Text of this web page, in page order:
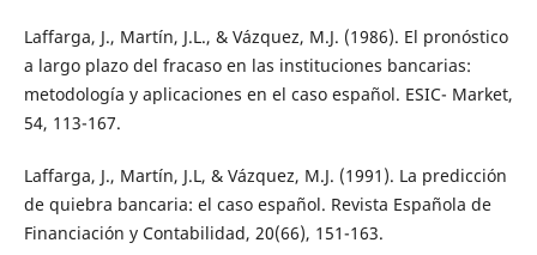
Laffarga, J., Martín, J.L., & Vázquez, M.J. (1986). El pronóstico
a largo plazo del fracaso en las instituciones bancarias:
metodología y aplicaciones en el caso español. ESIC- Market,
54, 113-167.
Laffarga, J., Martín, J.L, & Vázquez, M.J. (1991). La predicción
de quiebra bancaria: el caso español. Revista Española de
Financiación y Contabilidad, 20(66), 151-163.